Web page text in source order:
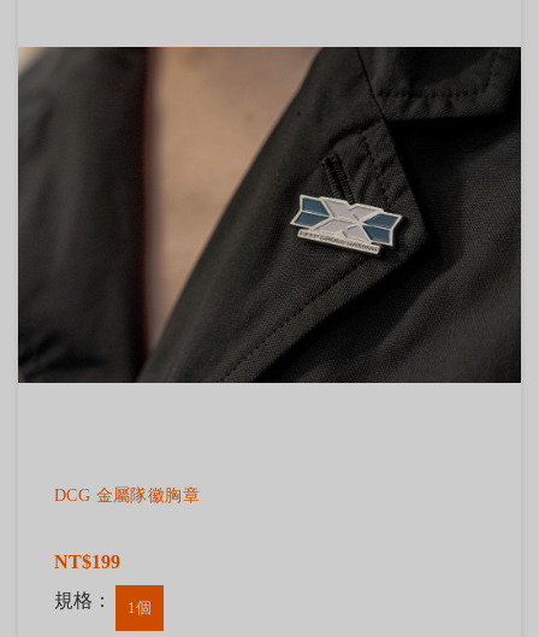
DCG 金屬隊徽胸章
NT$199
規格：
1個